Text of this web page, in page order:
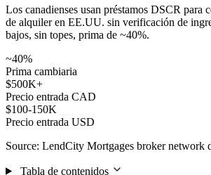
Los canadienses usan préstamos DSCR para
de alquiler en EE.UU. sin verificación de
bajos, sin topes, prima de ~40%.
~40%
Prima cambiaria
$500K+
Precio entrada CAD
$100-150K
Precio entrada USD
Source: LendCity Mortgages broker network
Tabla de contenidos